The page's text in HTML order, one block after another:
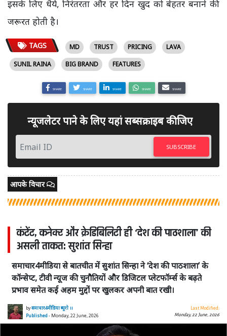
इसके लिए धैर्य, निरंतरता और हर दिन खुद को बेहतर बनाने की
जरूरत होती है।
TAGS MD TRUST PRICING
LAVA
SUNIL RAINA
BIG BRAND FEATURES
SHARE SHARE SHARE SHARE SHARE
न्यूजलेटर पाने के लिए यहां सब्सक्राइब कीजिए
SUBSCRIBE
आपके विचार
कंटेंट, कनेक्ट और क्रेडिबिलिटी ही ‘देश की पाठशाला’ की
असली ताकत: सुशांत सिन्हा
समाचार4मीडिया से बातचीत में सुशांत सिन्हा ने ‘देश की पाठशाला’ के
कॉन्सेप्ट, टीवी न्यूज की चुनौतियों और डिजिटल प्लेटफॉर्म्स के बढ़ते
प्रभाव समेत कई अहम मुद्दों पर खुलकर अपनी बात रखी।
byसमाचार4मीडिया ब्यूरो ।।
Published- Monday, 22 June, 2026
Last Modified:
Monday, 22 June, 2026